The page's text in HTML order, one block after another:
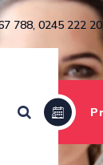
788, 0245 222